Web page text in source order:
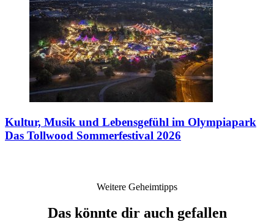
Kultur, Musik und Lebensgefühl im Olympiapark
Das Tollwood Sommerfestival 2026
Weitere Geheimtipps
Das könnte dir auch gefallen